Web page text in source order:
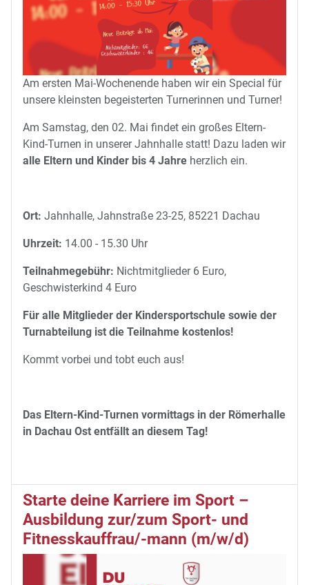
Am ersten Mai-Wochenende haben wir ein Special für
unsere kleinsten begeisterten Turnerinnen und Turner!
Am Samstag, den 02. Mai findet ein großes Eltern-
Kind-Turnen in unserer Jahnhalle statt! Dazu laden wir
alle Eltern und Kinder bis 4 Jahre herzlich ein.
Ort: Jahnhalle, Jahnstraße 23-25, 85221 Dachau
Uhrzeit: 14.00 - 15.30 Uhr
Teilnahmegebühr: Nichtmitglieder 6 Euro,
Geschwisterkind 4 Euro
Für alle Mitglieder der Kindersportschule sowie der
Turnabteilung ist die Teilnahme kostenlos!
Kommt vorbei und tobt euch aus!
Das Eltern-Kind-Turnen vormittags in der Römerhalle
in Dachau Ost entfällt an diesem Tag!
Starte deine Karriere im Sport –
Ausbildung zur/zum Sport- und
Fitnesskauffrau/-mann (m/w/d)